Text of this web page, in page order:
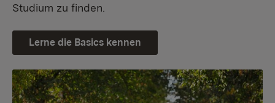
Studium zu finden.
Lerne die Basics kennen